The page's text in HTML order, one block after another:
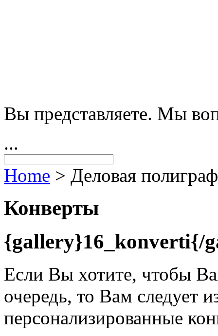
Вы представляете. Мы
...
Home > Деловая
Конверты
{gallery}16_konverti{/
Если Вы хотите, чтобы
очередь, то Вам следует
персонализированные